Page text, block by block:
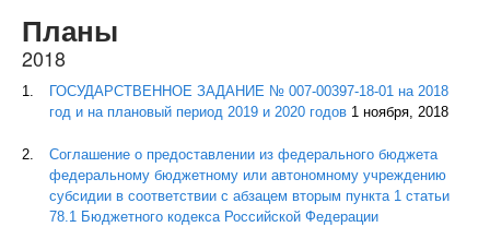
Планы
2018
ГОСУДАРСТВЕННОЕ ЗАДАНИЕ № 007-00397-18-01 на 2018
год и на плановый период 2019 и 2020 годов 1 ноября, 2018
Соглашение о предоставлении из федерального бюджета
федеральному бюджетному или автономному учреждению
субсидии в соответствии с абзацем вторым пункта 1 статьи
78.1 Бюджетного кодекса Российской Федерации